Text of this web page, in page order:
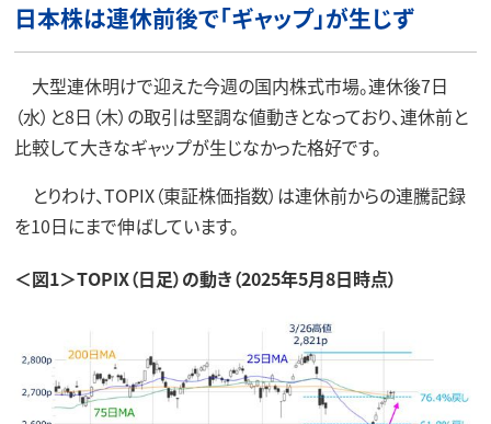
日本株は連休前後で「ギャップ」が生じず
大型連休明けで迎えた今週の国内株式市場。連休後7日
（水）と8日（木）の取引は堅調な値動きとなっており、連休前と
比較して大きなギャップが生じなかった格好です。
とりわけ、TOPIX（東証株価指数）は連休前からの連騰記録
を10日にまで伸ばしています。
＜図1＞TOPIX（日足）の動き（2025年5月8日時点）